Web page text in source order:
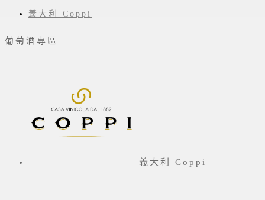
義大利 Coppi
葡萄酒專區
義大利 Coppi